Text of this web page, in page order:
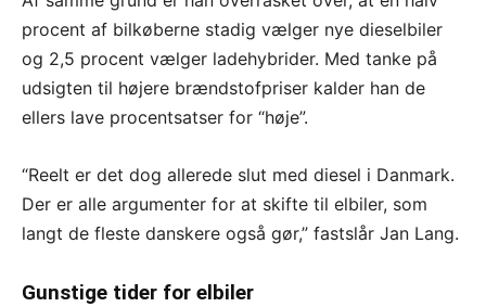
procent af bilkøberne stadig vælger nye dieselbiler
og 2,5 procent vælger ladehybrider. Med tanke på
udsigten til højere brændstofpriser kalder han de
ellers lave procentsatser for “høje”.
“Reelt er det dog allerede slut med diesel i Danmark.
Der er alle argumenter for at skifte til elbiler, som
langt de fleste danskere også gør,” fastslår Jan Lang.
Gunstige tider for elbiler